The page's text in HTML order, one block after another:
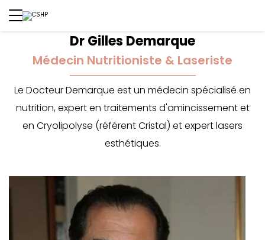
Dr Gilles Demarque
Médecin Nutritioniste & Laseriste
Le Docteur Demarque est un médecin spécialisé en
nutrition, expert en traitements d'amincissement et
en Cryolipolyse (référent Cristal) et expert lasers
esthétiques.